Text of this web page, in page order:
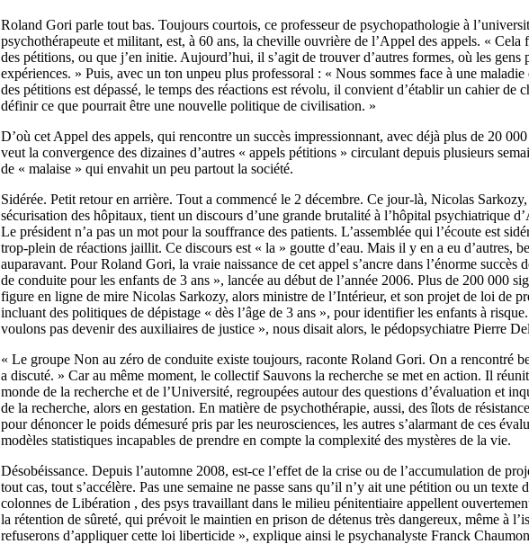
Roland Gori parle tout bas. Toujours courtois, ce professeur de psychopathologie à
psychothérapeute et militant, est, à 60 ans, la cheville ouvrière de l’Appel des appels. « Cela
des pétitions, ou que j’en initie. Aujourd’hui, il s’agit de trouver d’autres formes, où les gens
expériences. » Puis, avec un ton unpeu plus professoral : « Nous sommes face à une
des pétitions est dépassé, le temps des réactions est révolu, il convient d’établir un cahier de
définir ce que pourrait être une nouvelle politique de civilisation. »
D’où cet Appel des appels, qui rencontre un succès impressionnant, avec déjà plus de 20
veut la convergence des dizaines d’autres « appels pétitions » circulant depuis plusieurs
de « malaise » qui envahit un peu partout la société.
Sidérée. Petit retour en arrière. Tout a commencé le 2 décembre. Ce jour-là, Nicolas
sécurisation des hôpitaux, tient un discours d’une grande brutalité à l’hôpital psychiatrique
Le président n’a pas un mot pour la souffrance des patients. L’assemblée qui l’écoute est
trop-plein de réactions jaillit. Ce discours est « la » goutte d’eau. Mais il y en a eu d’autres,
auparavant. Pour Roland Gori, la vraie naissance de cet appel s’ancre dans l’énorme succès
de conduite pour les enfants de 3 ans », lancée au début de l’année 2006. Plus de 200 000
figure en ligne de mire Nicolas Sarkozy, alors ministre de l’Intérieur, et son projet de loi de
incluant des politiques de dépistage « dès l’âge de 3 ans », pour identifier les enfants à
voulons pas devenir des auxiliaires de justice », nous disait alors, le pédopsychiatre Pierre
« Le groupe Non au zéro de conduite existe toujours, raconte Roland Gori. On a rencontré
a discuté. » Car au même moment, le collectif Sauvons la recherche se met en action. Il
monde de la recherche et de l’Université, regroupées autour des questions d’évaluation et
de la recherche, alors en gestation. En matière de psychothérapie, aussi, des îlots de
pour dénoncer le poids démesuré pris par les neurosciences, les autres s’alarmant de ces
modèles statistiques incapables de prendre en compte la complexité des mystères de la vie.
Désobéissance. Depuis l’automne 2008, est-ce l’effet de la crise ou de l’accumulation de
tout cas, tout s’accélère. Pas une semaine ne passe sans qu’il n’y ait une pétition ou un texte
colonnes de Libération , des psys travaillant dans le milieu pénitentiaire appellent
la rétention de sûreté, qui prévoit le maintien en prison de détenus très dangereux, même à
refuserons d’appliquer cette loi liberticide », explique ainsi le psychanalyste Franck